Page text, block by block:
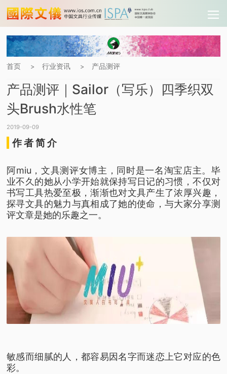
首页 > 行业资讯 > 产品测评
产品测评｜Sailor（写乐）四季织双
头Brush水性笔
2019-09-09
作 者 简 介
阿miu，文具测评女博主，同时是一名淘宝店主。毕
业不久的她从小学开始就保持写日记的习惯，不仅对
书写工具热爱至极，渐渐也对文具产生了浓厚兴趣，
探寻文具的魅力与真相成了她的使命，与大家分享测
评文章是她的乐趣之一。
敏感而细腻的人，都容易因名字而迷恋上它对应的色
彩。